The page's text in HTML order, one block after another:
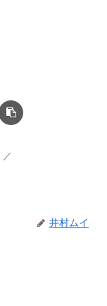
井村ムイ